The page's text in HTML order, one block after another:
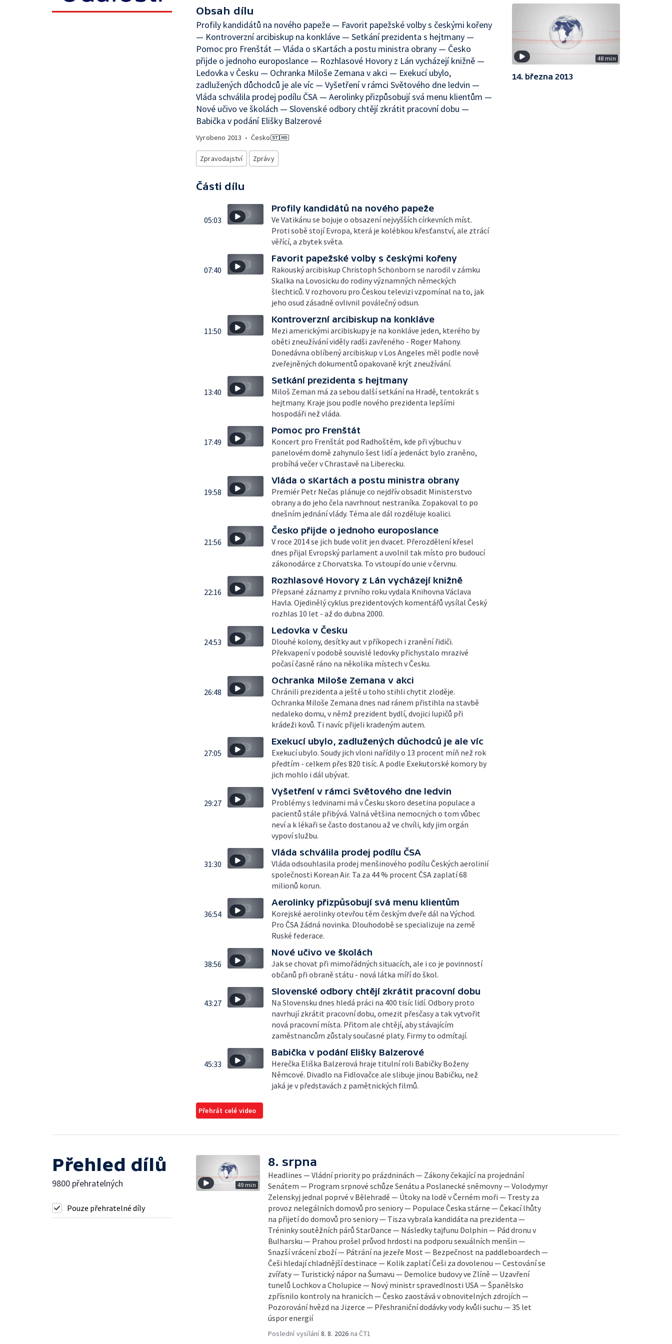
Obsah dílu
Profily kandidátů na nového papeže — Favorit papežské volby s českými kořeny
— Kontroverzní arcibiskup na konkláve — Setkání prezidenta s hejtmany —
Pomoc pro Frenštát — Vláda o sKartách a postu ministra obrany — Česko
přijde o jednoho europoslance — Rozhlasové Hovory z Lán vycházejí knižně —
Ledovka v Česku — Ochranka Miloše Zemana v akci — Exekucí ubylo,
zadlužených důchodců je ale víc — Vyšetření v rámci Světového dne ledvin —
Vláda schválila prodej podílu ČSA — Aerolinky přizpůsobují svá menu klientům —
Nové učivo ve školách — Slovenské odbory chtějí zkrátit pracovní dobu —
Babička v podání Elišky Balzerové
Vyrobeno 2013 • Česko
Zpravodajství Zprávy
Části dílu
05:03
Profily kandidátů na nového papeže
Ve Vatikánu se bojuje o obsazení nejvyšších církevních míst.
Proti sobě stojí Evropa, která je kolébkou křesťanství, ale ztrácí
věřící, a zbytek světa.
07:40
Favorit papežské volby s českými kořeny
Rakouský arcibiskup Christoph Schönborn se narodil v zámku
Skalka na Lovosicku do rodiny významných německých
šlechticů. V rozhovoru pro Českou televizi vzpomínal na to, jak
jeho osud zásadně ovlivnil poválečný odsun.
11:50
Kontroverzní arcibiskup na konkláve
Mezi americkými arcibiskupy je na konkláve jeden, kterého by
oběti zneužívání viděly radši zavřeného - Roger Mahony.
Donedávna oblíbený arcibiskup v Los Angeles měl podle nově
zveřejněných dokumentů opakovaně krýt zneužívání.
13:40
Setkání prezidenta s hejtmany
Miloš Zeman má za sebou další setkání na Hradě, tentokrát s
hejtmany. Kraje jsou podle nového prezidenta lepšími
hospodáři než vláda.
17:49
Pomoc pro Frenštát
Koncert pro Frenštát pod Radhoštěm, kde při výbuchu v
panelovém domě zahynulo šest lidí a jedenáct bylo zraněno,
probíhá večer v Chrastavě na Liberecku.
19:58
Vláda o sKartách a postu ministra obrany
Premiér Petr Nečas plánuje co nejdřív obsadit Ministerstvo
obrany a do jeho čela navrhnout nestraníka. Zopakoval to po
dnešním jednání vlády. Téma ale dál rozděluje koalici.
21:56
Česko přijde o jednoho europoslance
V roce 2014 se jich bude volit jen dvacet. Přerozdělení křesel
dnes přijal Evropský parlament a uvolnil tak místo pro budoucí
zákonodárce z Chorvatska. To vstoupí do unie v červnu.
22:16
Rozhlasové Hovory z Lán vycházejí knižně
Přepsané záznamy z prvního roku vydala Knihovna Václava
Havla. Ojedinělý cyklus prezidentových komentářů vysílal Český
rozhlas 10 let - až do dubna 2000.
24:53
Ledovka v Česku
Dlouhé kolony, desítky aut v příkopech i zranění řidiči.
Překvapení v podobě souvislé ledovky přichystalo mrazivé
počasí časně ráno na několika místech v Česku.
26:48
Ochranka Miloše Zemana v akci
Chránili prezidenta a ještě u toho stihli chytit zloděje.
Ochranka Miloše Zemana dnes nad ránem přistihla na stavbě
nedaleko domu, v němž prezident bydlí, dvojici lupičů při
krádeži kovů. Ti navíc přijeli kradeným autem.
27:05
Exekucí ubylo, zadlužených důchodců je ale víc
Exekucí ubylo. Soudy jich vloni nařídily o 13 procent míň než rok
předtím - celkem přes 820 tisíc. A podle Exekutorské komory by
jich mohlo i dál ubývat.
29:27
Vyšetření v rámci Světového dne ledvin
Problémy s ledvinami má v Česku skoro desetina populace a
pacientů stále přibývá. Valná většina nemocných o tom vůbec
neví a k lékaři se často dostanou až ve chvíli, kdy jim orgán
vypoví službu.
31:30
Vláda schválila prodej podílu ČSA
Vláda odsouhlasila prodej menšinového podílu Českých aerolinií
společnosti Korean Air. Ta za 44 % procent ČSA zaplatí 68
milionů korun.
36:54
Aerolinky přizpůsobují svá menu klientům
Korejské aerolinky otevřou těm českým dveře dál na Východ.
Pro ČSA žádná novinka. Dlouhodobě se specializuje na země
Ruské federace.
38:56
Nové učivo ve školách
Jak se chovat při mimořádných situacích, ale i co je povinností
občanů při obraně státu - nová látka míří do škol.
43:27
Slovenské odbory chtějí zkrátit pracovní dobu
Na Slovensku dnes hledá práci na 400 tisíc lidí. Odbory proto
navrhují zkrátit pracovní dobu, omezit přesčasy a tak vytvořit
nová pracovní místa. Přitom ale chtějí, aby stávajícím
zaměstnancům zůstaly současné platy. Firmy to odmítají.
45:33
Babička v podání Elišky Balzerové
Herečka Eliška Balzerová hraje titulní roli Babičky Boženy
Němcové. Divadlo na Fidlovačce ale slibuje jinou Babičku, než
jaká je v představách z pamětnických filmů.
Přehrát celé video
48 min
14. března 2013
Přehled dílů
9800 přehratelných
Pouze přehratelné díly
49 min
8. srpna
Headlines — Vládní priority po prázdninách — Zákony čekající na projednání
Senátem — Program srpnové schůze Senátu a Poslanecké sněmovny — Volodymyr
Zelenskyj jednal poprvé v Bělehradě — Útoky na lodě v Černém moři — Tresty za
provoz nelegálních domovů pro seniory — Populace Česka stárne — Čekací lhůty
na přijetí do domovů pro seniory — Tisza vybrala kandidáta na prezidenta —
Tréninky soutěžních párů StarDance — Následky tajfunu Dolphin — Pád dronu v
Bulharsku — Prahou prošel průvod hrdosti na podporu sexuálních menšin —
Snazší vrácení zboží — Pátrání na jezeře Most — Bezpečnost na paddleboardech —
Češi hledají chladnější destinace — Kolik zaplatí Češi za dovolenou — Cestování se
zvířaty — Turistický nápor na Šumavu — Demolice budovy ve Zlíně — Uzavření
tunelů Lochkov a Cholupice — Nový ministr spravedlnosti USA — Španělsko
zpřísnilo kontroly na hranicích — Česko zaostává v obnovitelných zdrojích —
Pozorování hvězd na Jizerce — Přeshraniční dodávky vody kvůli suchu — 35 let
úspor energií
Poslední vysílání8. 8. 2026 na ČT1